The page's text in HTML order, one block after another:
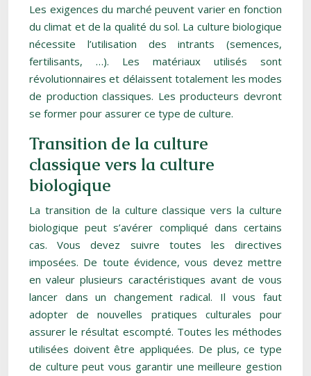
Les exigences du marché peuvent varier en fonction
du climat et de la qualité du sol. La culture biologique
nécessite l’utilisation des intrants (semences,
fertilisants, …). Les matériaux utilisés sont
révolutionnaires et délaissent totalement les modes
de production classiques. Les producteurs devront
se former pour assurer ce type de culture.
Transition de la culture
classique vers la culture
biologique
La transition de la culture classique vers la culture
biologique peut s’avérer compliqué dans certains
cas. Vous devez suivre toutes les directives
imposées. De toute évidence, vous devez mettre
en valeur plusieurs caractéristiques avant de vous
lancer dans un changement radical. Il vous faut
adopter de nouvelles pratiques culturales pour
assurer le résultat escompté. Toutes les méthodes
utilisées doivent être appliquées. De plus, ce type
de culture peut vous garantir une meilleure gestion